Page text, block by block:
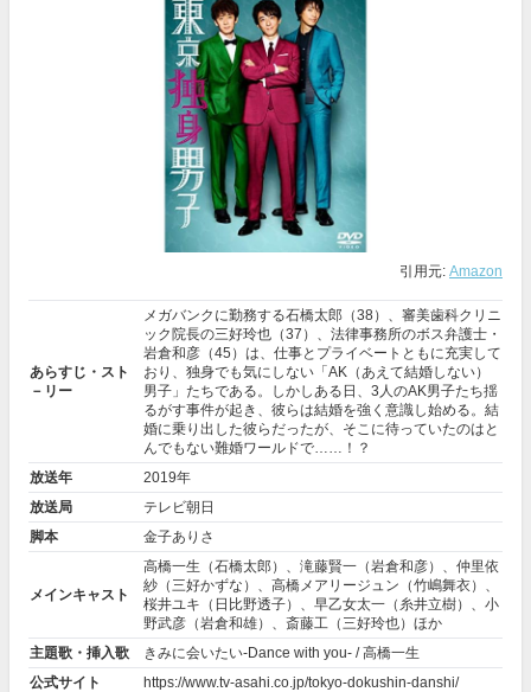
引用元: Amazon
あらすじ・スト
－リー
メガバンクに勤務する石橋太郎（38）、審美歯科クリニ
ック院長の三好玲也（37）、法律事務所のボス弁護士・
岩倉和彦（45）は、仕事とプライベートともに充実して
おり、独身でも気にしない「AK（あえて結婚しない）
男子」たちである。しかしある日、3人のAK男子たち揺
るがす事件が起き、彼らは結婚を強く意識し始める。結
婚に乗り出した彼らだったが、そこに待っていたのはと
んでもない難婚ワールドで……！？
放送年
2019年
放送局
テレビ朝日
脚本
金子ありさ
メインキャスト
高橋一生 （石橋太郎）、 滝藤賢一 （岩倉和彦）、 仲里依
紗 （三好かずな）、 高橋メアリージュン （竹嶋舞衣）、
桜井ユキ（日比野透子）、 早乙女太一 （糸井立樹）、 小
野武彦 （岩倉和雄）、 斎藤工 （三好玲也）ほか
主題歌・挿入歌
きみに会いたい-Dance with you- / 高橋一生
公式サイト
https://www.tv-asahi.co.jp/tokyo-dokushin-danshi/